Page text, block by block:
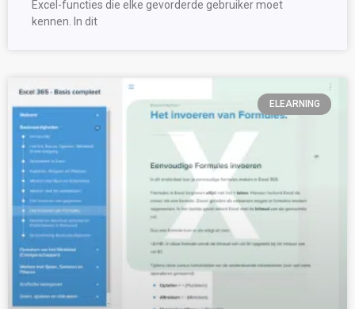
Excel-functies die elke gevorderde gebruiker moet
kennen. In dit
ELEARNING